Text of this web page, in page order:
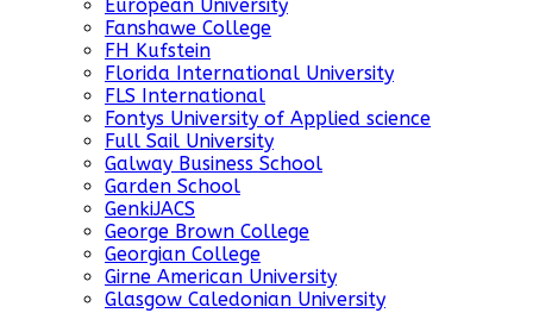
European University
Fanshawe College
FH Kufstein
Florida International University
FLS International
Fontys University of Applied science
Full Sail University
Galway Business School
Garden School
GenkiJACS
George Brown College
Georgian College
Girne American University
Glasgow Caledonian University